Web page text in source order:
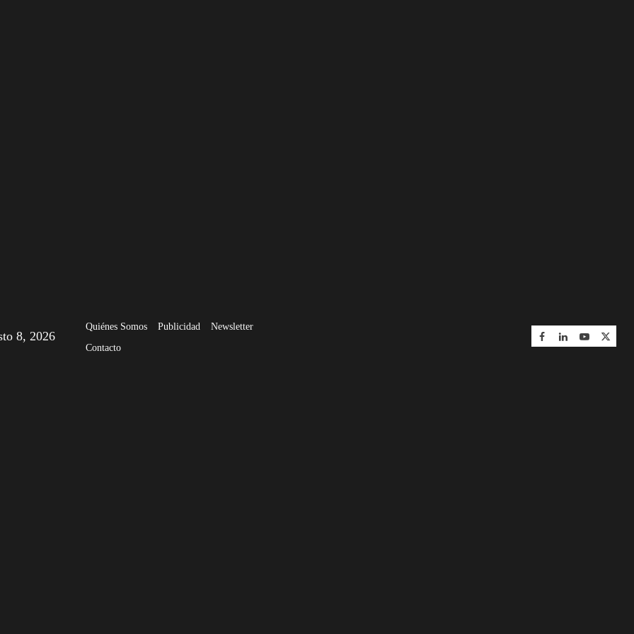
8, 2026
Quiénes Somos Publicidad
Newsletter
Contacto